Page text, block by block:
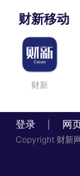
财新移动
财新
登录 网
Copyright 财新